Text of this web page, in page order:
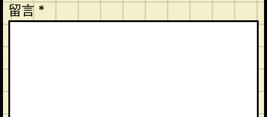
留言 *